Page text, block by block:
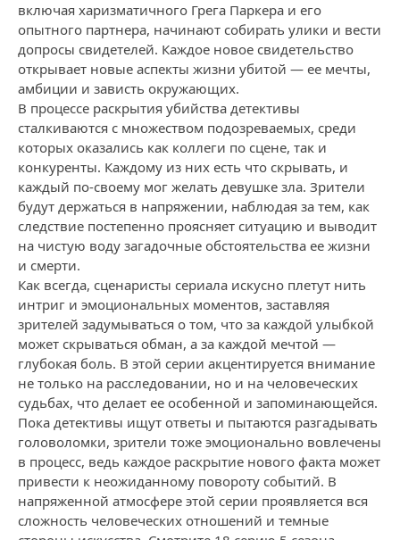
включая харизматичного Грега Паркера и его
опытного партнера, начинают собирать улики и вести
допросы свидетелей. Каждое новое свидетельство
открывает новые аспекты жизни убитой — ее мечты,
амбиции и зависть окружающих.
В процессе раскрытия убийства детективы
сталкиваются с множеством подозреваемых, среди
которых оказались как коллеги по сцене, так и
конкуренты. Каждому из них есть что скрывать, и
каждый по-своему мог желать девушке зла. Зрители
будут держаться в напряжении, наблюдая за тем, как
следствие постепенно проясняет ситуацию и выводит
на чистую воду загадочные обстоятельства ее жизни
и смерти.
Как всегда, сценаристы сериала искусно плетут нить
интриг и эмоциональных моментов, заставляя
зрителей задумываться о том, что за каждой улыбкой
может скрываться обман, а за каждой мечтой —
глубокая боль. В этой серии акцентируется внимание
не только на расследовании, но и на человеческих
судьбах, что делает ее особенной и запоминающейся.
Пока детективы ищут ответы и пытаются разгадывать
головоломки, зрители тоже эмоционально вовлечены
в процесс, ведь каждое раскрытие нового факта может
привести к неожиданному повороту событий. В
напряженной атмосфере этой серии проявляется вся
сложность человеческих отношений и темные